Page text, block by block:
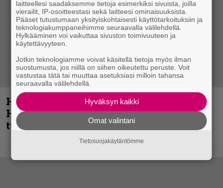
Helloween- ja Gamma Ray -mies Kai
Hansen julkaisi uuden maistiaisen
tulevalta soololevyltä
laitteellesi saadaksemme tietoja esimerkiksi sivuista, joilla
vierailit, IP-osoitteestasi sekä laitteesi ominaisuuksista.
Pääset tutustumaan yksityiskohtaisesti käyttötarkoituksiin ja
teknologiakumppaneihimme seuraavalla välilehdellä.
Hylkääminen voi vaikuttaa sivuston toimivuuteen ja
käytettävyyteen.
Jotkin teknologiamme voivat käsitellä tietoja myös ilman
suostumusta, jos niillä on siihen oikeutettu peruste. Voit
vastustaa tätä tai muuttaa asetuksiasi milloin tahansa
seuraavalla välilehdellä.
Hyväksyn kaikki
Omat valintani
Tietosuojakäytäntömme